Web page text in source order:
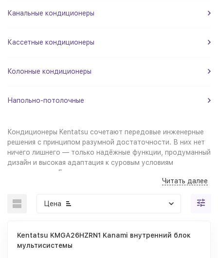
Канальные кондиционеры
Кассетные кондиционеры
Колонные кондиционеры
Напольно-потолочные
Кондиционеры Kentatsu сочетают передовые инженерные
решения с принципом разумной достаточности. В них нет
ничего лишнего — только надёжные функции, продуманный
дизайн и высокая адаптация к суровым условиям
эксплуатации. Бытовые и коммерческие кондиционеры
Кентатсу производятся на ведущих заводах Китая,
рассчитаны на длительную бесперебойную работу.
Читать далее
Цена
Kentatsu KMGA26HZRN1 Kanami внутренний блок
мультисистемы